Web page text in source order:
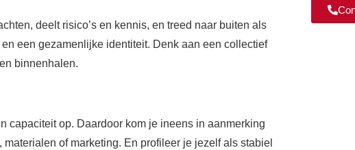
deelt risico’s en kennis, en treed naar buiten als
een gezamenlijke identiteit. Denk aan een collectief
binnenhalen.
capaciteit op. Daardoor kom je ineens in aanmerking
of marketing. En profileer je jezelf als stabiel